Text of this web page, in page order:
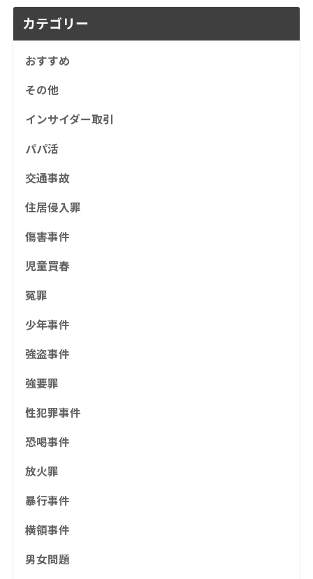
カテゴリー
おすすめ
その他
インサイダー取引
パパ活
交通事故
住居侵入罪
傷害事件
児童買春
冤罪
少年事件
強盗事件
強要罪
性犯罪事件
恐喝事件
放火罪
暴行事件
横領事件
男女問題